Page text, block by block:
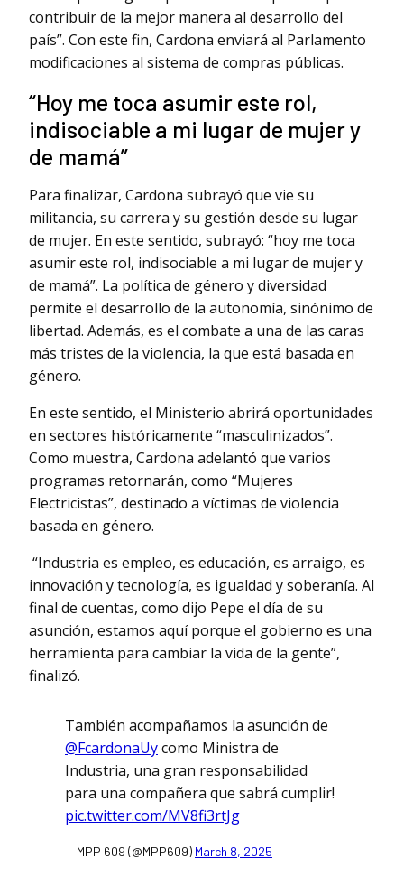
contribuir de la mejor manera al desarrollo del
país”. Con este fin, Cardona enviará al Parlamento
modificaciones al sistema de compras públicas.
“Hoy me toca asumir este rol,
indisociable a mi lugar de mujer y
de mamá”
Para finalizar, Cardona subrayó que vie su
militancia, su carrera y su gestión desde su lugar
de mujer. En este sentido, subrayó: “hoy me toca
asumir este rol, indisociable a mi lugar de mujer y
de mamá”. La política de género y diversidad
permite el desarrollo de la autonomía, sinónimo de
libertad. Además, es el combate a una de las caras
más tristes de la violencia, la que está basada en
género.
En este sentido, el Ministerio abrirá oportunidades
en sectores históricamente “masculinizados”.
Como muestra, Cardona adelantó que varios
programas retornarán, como “Mujeres
Electricistas”, destinado a víctimas de violencia
basada en género.
“Industria es empleo, es educación, es arraigo, es
innovación y tecnología, es igualdad y soberanía. Al
final de cuentas, como dijo Pepe el día de su
asunción, estamos aquí porque el gobierno es una
herramienta para cambiar la vida de la gente”,
finalizó.
También acompañamos la asunción de
@FcardonaUycomo Ministra de
Industria, una gran responsabilidad
para una compañera que sabrá cumplir!
pic.twitter.com/MV8fi3rtJg
— MPP 609 (@MPP609) March 8, 2025